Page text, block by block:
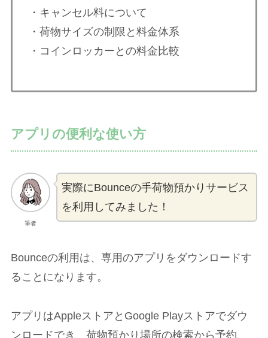
・キャンセル料について
・荷物サイズの制限と料金体系
・コインロッカーとの料金比較
アプリの便利な使い方
筆者
実際にBounceの手荷物預かりサービス
を利用してみました！
Bounceの利用は、専用のアプリをダウンロードす
ることになります。
アプリはAppleストアとGoogle Playストアでダウ
ンロードでき、荷物預かり場所の検索から予約、